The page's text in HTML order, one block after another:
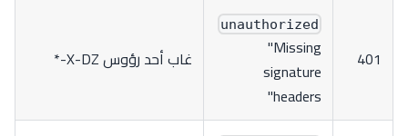
401
unauthorized
"Missing
signature
headers"
غاب أحد رؤوس X-DZ-*